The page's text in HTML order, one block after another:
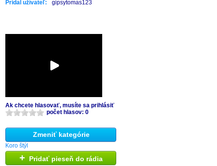
Pridal užívateľ: gipsytomas123
Ak chcete hlasovať, musíte sa prihlásiť
počet hlasov: 0
Zmeniť kategórie
Koro štýl
+ Pridať pieseň do rádia